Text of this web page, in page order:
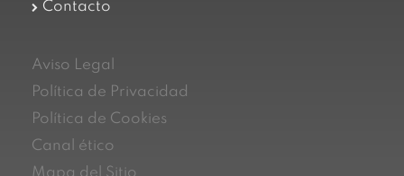
Contacto
Aviso Legal
Política de Privacidad
Política de Cookies
Canal ético
Mapa del Sitio